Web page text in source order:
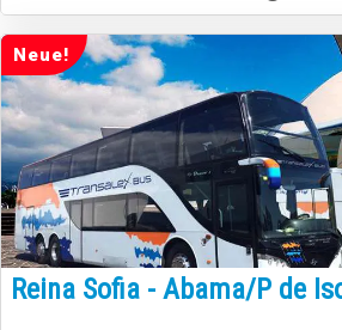
Neue!
Reina Sofia - Abama/P de